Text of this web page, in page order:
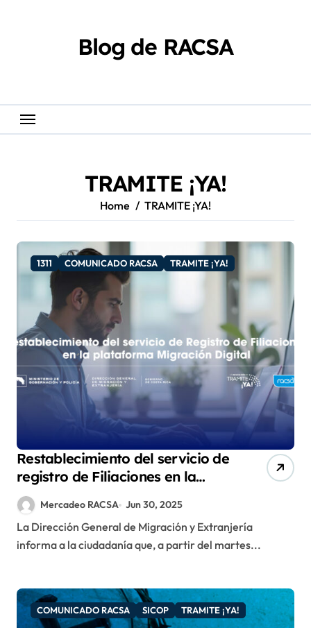
Blog de RACSA
TRAMITE ¡YA!
Home TRAMITE ¡YA!
1311 COMUNICADO RACSA TRAMITE ¡YA!
Restablecimiento del servicio de
registro de Filiaciones en la
plataforma digital Tramite ¡YA!
Mercadeo RACSA Jun 30, 2025
La Dirección General de Migración y Extranjería
informa a la ciudadanía que, a partir del martes...
COMUNICADO RACSA SICOP TRAMITE ¡YA!